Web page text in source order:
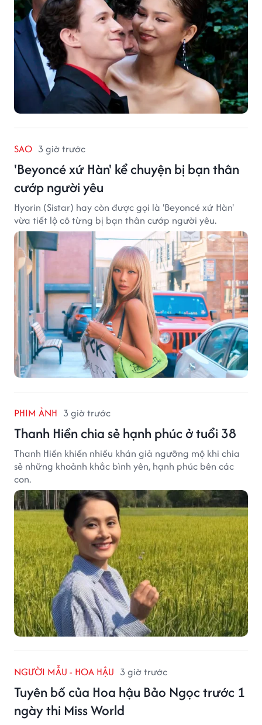
SAO 3 giờ trước
'Beyoncé xứ Hàn' kể chuyện bị bạn thân
cướp người yêu
Hyorin (Sistar) hay còn được gọi là 'Beyoncé xứ Hàn'
vừa tiết lộ cô từng bị bạn thân cướp người yêu.
PHIM ẢNH 3 giờ trước
Thanh Hiền chia sẻ hạnh phúc ở tuổi 38
Thanh Hiền khiến nhiều khán giả ngưỡng mộ khi chia
sẻ những khoảnh khắc bình yên, hạnh phúc bên các
con.
NGƯỜI MẪU - HOA HẬU 3 giờ trước
Tuyên bố của Hoa hậu Bảo Ngọc trước 1
ngày thi Miss World